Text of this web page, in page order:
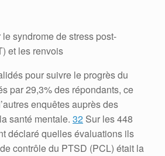
le syndrome de stress post-
et les renvois
pour suivre le progrès du
par 29,3% des répondants, ce
enquêtes auprès des
santé mentale. 32 Sur les 448
déclaré quelles évaluations ils
contrôle du PTSD (PCL) était la